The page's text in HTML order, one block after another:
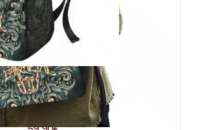
Rucksack Mandala
Owl